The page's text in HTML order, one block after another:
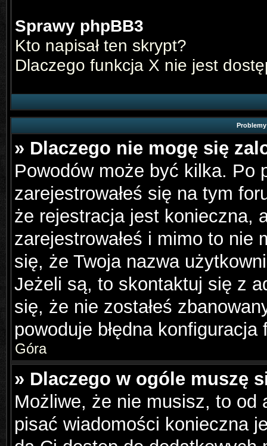
Sprawy phpBB3
Kto napisał ten skrypt?
Dlaczego funkcja X nie jest
» Dlaczego nie mogę się
Powodów może być kilka. Po
zarejestrowałeś się na tym
że rejestracja jest konieczna,
zarejestrowałeś i mimo to nie
się, że Twoja nazwa
Jeżeli są, to skontaktuj się z
się, że nie zostałeś
powoduje błędna konfiguracja
Góra
» Dlaczego w ogóle muszę
Możliwe, że nie musisz, to od
pisać wiadomości konieczna